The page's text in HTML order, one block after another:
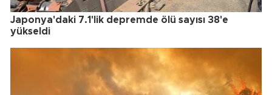
Japonya'daki 7.1'lik depremde ölü sayısı 38'e
yükseldi